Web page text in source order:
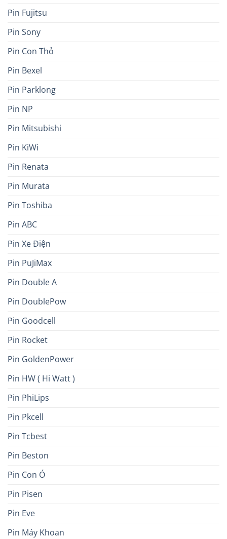
Pin Fujitsu
Pin Sony
Pin Con Thỏ
Pin Bexel
Pin Parklong
Pin NP
Pin Mitsubishi
Pin KiWi
Pin Renata
Pin Murata
Pin Toshiba
Pin ABC
Pin Xe Điện
Pin PuJiMax
Pin Double A
Pin DoublePow
Pin Goodcell
Pin Rocket
Pin GoldenPower
Pin HW ( Hi Watt )
Pin PhiLips
Pin Pkcell
Pin Tcbest
Pin Beston
Pin Con Ó
Pin Pisen
Pin Eve
Pin Máy Khoan